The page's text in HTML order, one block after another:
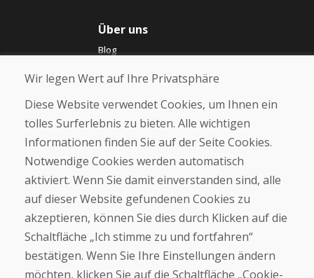
Über uns
Blog
Geschäft
Kaufen
E-Shop
Impressum
Geschäftsbedingungen
Zahlung
Beschwerde
Rückgabe und Umtausch von Waren
Cookies
Wir legen Wert auf Ihre Privatsphäre
Diese Website verwendet Cookies, um Ihnen ein
tolles Surferlebnis zu bieten. Alle wichtigen
Informationen finden Sie auf der Seite Cookies.
Notwendige Cookies werden automatisch
aktiviert. Wenn Sie damit einverstanden sind, alle
auf dieser Website gefundenen Cookies zu
akzeptieren, können Sie dies durch Klicken auf die
Schaltfläche „Ich stimme zu und fortfahren“
bestätigen. Wenn Sie Ihre Einstellungen ändern
möchten, klicken Sie auf die Schaltfläche „Cookie-